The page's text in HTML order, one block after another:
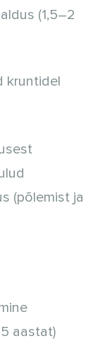
(1,5–2
kruntidel
(põlemist ja
aastat)